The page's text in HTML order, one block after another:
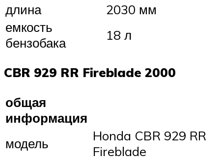
длина
2030 мм
емкость
бензобака
18 л
CBR 929 RR Fireblade 2000
общая
информация
модель
Honda CBR 929 RR
Fireblade